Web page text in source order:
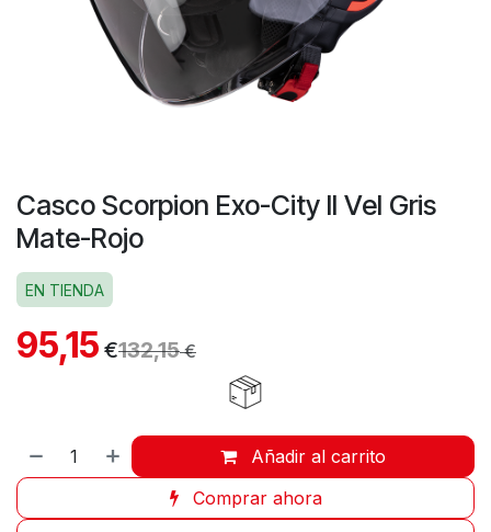
Casco Scorpion Exo-City II Vel Gris
Mate-Rojo
EN TIENDA
95,15 €132,15€
Añadir al carrito
Comprar ahora